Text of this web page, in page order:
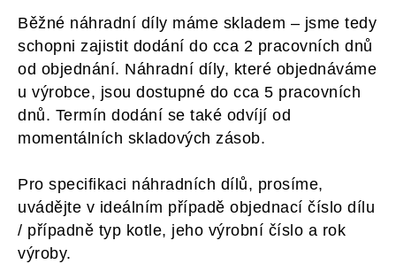
Běžné náhradní díly máme skladem – jsme tedy
schopni zajistit dodání do cca 2 pracovních dnů
od objednání. Náhradní díly, které objednáváme
u výrobce, jsou dostupné do cca 5 pracovních
dnů. Termín dodání se také odvíjí od
momentálních skladových zásob.
Pro specifikaci náhradních dílů, prosíme,
uvádějte v ideálním případě objednací číslo dílu
/ případně typ kotle, jeho výrobní číslo a rok
výroby.